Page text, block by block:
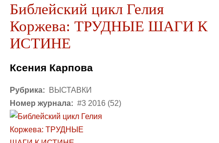
Библейский цикл Гелия
Коржева: ТРУДНЫЕ ШАГИ К
ИСТИНЕ
Ксения Карпова
Рубрика:
ВЫСТАВКИ
Номер журнала: #3 2016 (52)